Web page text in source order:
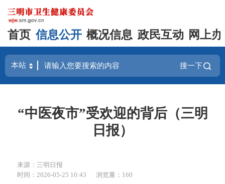
首页 信息公开 概况信息 政民互动 网上
搜一下
“中医夜市”受欢迎的背后（三明
日报）
来源：三明日报
时间：2026-05-25 10:43
浏览量：160